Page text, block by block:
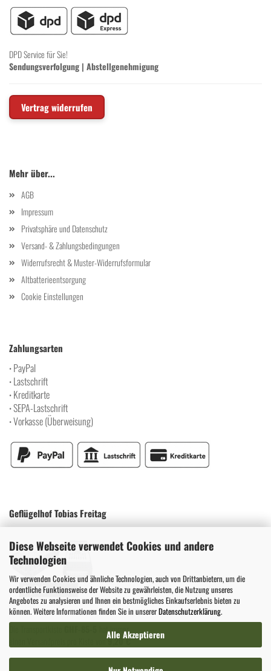
Diese Webseite verwendet Cookies und andere
Technologien
Wir verwenden Cookies und ähnliche Technologien, auch von Drittanbietern, um die
ordentliche Funktionsweise der Website zu gewährleisten, die Nutzung unseres
Angebotes zu analysieren und Ihnen ein bestmögliches Einkaufserlebnis bieten zu
können. Weitere Informationen finden Sie in unsererDatenschutzerklärung.
Alle Akzeptieren
DPD Service für Sie!
Sendungsverfolgung | Abstellgenehmigung
Vertrag widerrufen
Mehr über...
AGB
Impressum
Privatsphäre und Datenschutz
Versand- & Zahlungsbedingungen
Widerrufsrecht & Muster-Widerrufsformular
Altbatterieentsorgung
Cookie Einstellungen
Zahlungsarten
•PayPal
•Lastschrift
•Kreditkarte
•SEPA-Lastschrift
•Vorkasse (Überweisung)
Geflügelhof Tobias Freitag
hat immer
einen Versandpreis pro Kiste von9,20 €